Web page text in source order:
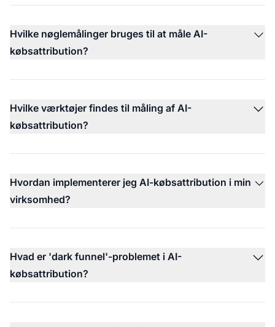
Hvilke nøglemålinger bruges til at måle AI-
købsattribution?
Hvilke værktøjer findes til måling af AI-
købsattribution?
Hvordan implementerer jeg AI-købsattribution i min
virksomhed?
Hvad er 'dark funnel'-problemet i AI-
købsattribution?